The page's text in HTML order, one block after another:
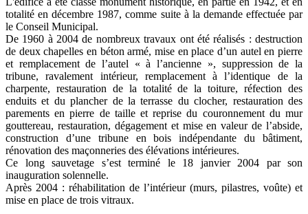
totalité en décembre 1987, comme suite à la demande effectuée par
le Conseil Municipal.
De 1960 à 2004 de nombreux travaux ont été réalisés : destruction
de deux chapelles en béton armé, mise en place d’un autel en pierre
et remplacement de l’autel « à l’ancienne », suppression de la
tribune, ravalement intérieur, remplacement à l’identique de la
charpente, restauration de la totalité de la toiture, réfection des
enduits et du plancher de la terrasse du clocher, restauration des
parements en pierre de taille et reprise du couronnement du mur
gouttereau, restauration, dégagement et mise en valeur de l’abside,
construction d’une tribune en bois indépendante du bâtiment,
rénovation des maçonneries des élévations intérieures.
Ce long sauvetage s’est terminé le 18 janvier 2004 par son
inauguration solennelle.
Après 2004 : réhabilitation de l’intérieur (murs, pilastres, voûte) et
mise en place de trois vitraux.